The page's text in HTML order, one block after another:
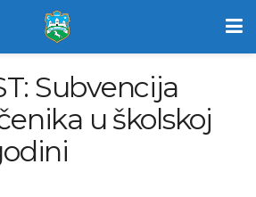
Subvencija
u školskoj